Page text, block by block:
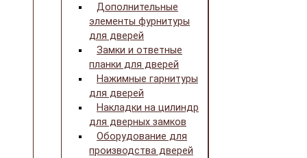
Дополнительные
элементы фурнитуры
для дверей
Замки и ответные
планки для дверей
Нажимные гарнитуры
для дверей
Накладки на цилиндр
для дверных замков
Оборудование для
производства дверей